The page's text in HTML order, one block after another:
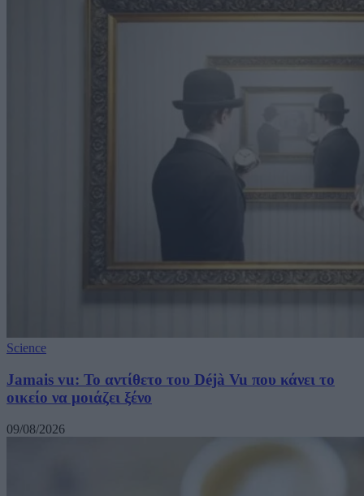
Science
Jamais vu: Το αντίθετο του Déjà Vu που κάνει το
οικείο να μοιάζει ξένο
09/08/2026